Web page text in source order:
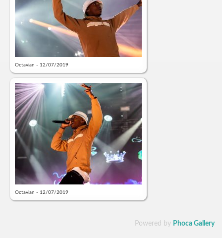
Octavian - 12/07/2019
Octavian - 12/07/2019
Powered by Phoca Gallery